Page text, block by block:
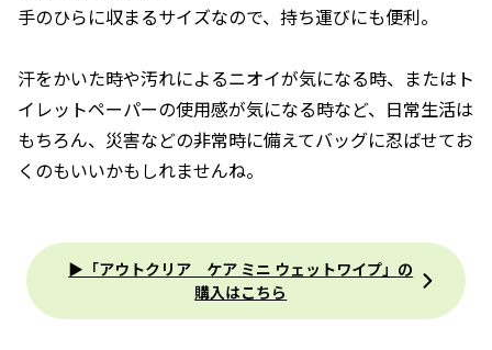
手のひらに収まるサイズなので、持ち運びにも便利。
汗をかいた時や汚れによるニオイが気になる時、またはト
イレットペーパーの使用感が気になる時など、日常生活は
もちろん、災害などの非常時に備えてバッグに忍ばせてお
くのもいいかもしれませんね。
▶「アウトクリア ケア ミニ ウェットワイプ」の
購入はこちら